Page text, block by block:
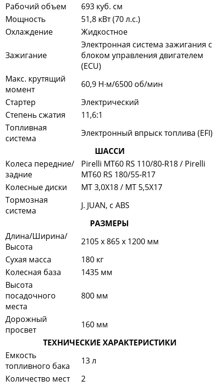
Рабочий объем
693 куб. см
Мощность
51,8 кВт (70 л.с.)
Охлаждение
Жидкостное
Зажигание
Электронная система зажигания с
блоком управления двигателем
(ECU)
Макс. крутящий
момент
60,9 Н∙м/6500 об/мин
Стартер
Электрический
Степень сжатия
11,6:1
Топливная
система
Электронный впрыск топлива (EFI)
ШАССИ
Колеса передние/
задние
Pirelli MT60 RS 110/80-R18 / Pirelli
MT60 RS 180/55-R17
Колесные диски
MT 3,0X18 / MT 5,5X17
Тормозная
система
J. JUAN, с ABS
РАЗМЕРЫ
Длина/Ширина/
Высота
2105 х 865 х 1200 мм
Сухая масса
180 кг
Колесная база
1435 мм
Высота
посадочного
места
800 мм
Дорожный
просвет
160 мм
ТЕХНИЧЕСКИЕ ХАРАКТЕРИСТИКИ
Емкость
топливного бака
13 л
Количество мест
2